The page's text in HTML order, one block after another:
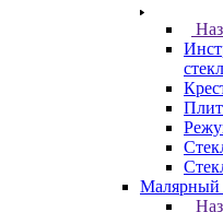
Малярный